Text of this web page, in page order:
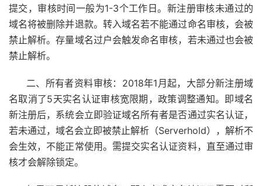
提交，审核时间一般为1-3个工作日。新注册审核未通过的
域名将被删除并退款。转入域名若不能通过命名审核，会被
禁止解析。存量域名过户会触发命名审核，若未通过也会被
禁止解析。
二、所有者资料审核：2018年1月起，大部分新注册域
名取消了5天实名认证审核宽限期，政策调整通知。即域名
新注册后，系统会立即验证域名所有者是否通过实名认证，
若未通过，域名会立即被禁止解析（Serverhold），解析不
会生效，不能正常使用。需提交实名认证资料，直至通过审
核才会解除锁定。